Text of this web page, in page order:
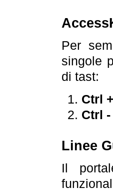
Per
singole
di tast:
Ctrl +
Ctrl -
Linee
Il